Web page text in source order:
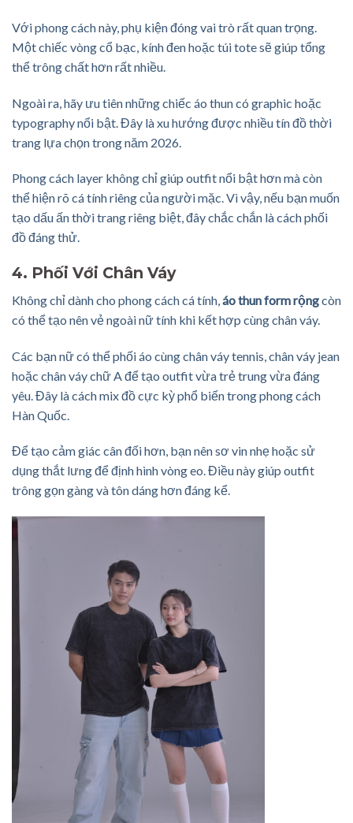
Với phong cách này, phụ kiện đóng vai trò rất quan trọng.
Một chiếc vòng cổ bạc, kính đen hoặc túi tote sẽ giúp tổng
thể trông chất hơn rất nhiều.
Ngoài ra, hãy ưu tiên những chiếc áo thun có graphic hoặc
typography nổi bật. Đây là xu hướng được nhiều tín đồ thời
trang lựa chọn trong năm 2026.
Phong cách layer không chỉ giúp outfit nổi bật hơn mà còn
thể hiện rõ cá tính riêng của người mặc. Vì vậy, nếu bạn muốn
tạo dấu ấn thời trang riêng biệt, đây chắc chắn là cách phối
đồ đáng thử.
4. Phối Với Chân Váy
Không chỉ dành cho phong cách cá tính,áo thun form rộngcòn
có thể tạo nên vẻ ngoài nữ tính khi kết hợp cùng chân váy.
Các bạn nữ có thể phối áo cùng chân váy tennis, chân váy jean
hoặc chân váy chữ A để tạo outfit vừa trẻ trung vừa đáng
yêu. Đây là cách mix đồ cực kỳ phổ biến trong phong cách
Hàn Quốc.
Để tạo cảm giác cân đối hơn, bạn nên sơ vin nhẹ hoặc sử
dụng thắt lưng để định hình vòng eo. Điều này giúp outfit
trông gọn gàng và tôn dáng hơn đáng kể.